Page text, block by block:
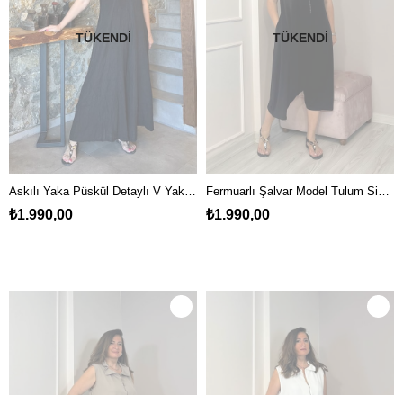
TÜKENDI
Askılı Yaka Püskül Detaylı V Yakalı Bol Paça İthal Keten Tulum Siyah
₺1.990,00
TÜKENDI
Fermuarlı Şalvar Model Tulum Siyah
₺1.990,00